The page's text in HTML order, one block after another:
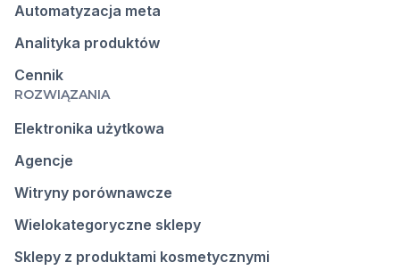
Automatyzacja meta
Analityka produktów
Cennik
ROZWIĄZANIA
Elektronika użytkowa
Agencje
Witryny porównawcze
Wielokategoryczne sklepy
Sklepy z produktami kosmetycznymi